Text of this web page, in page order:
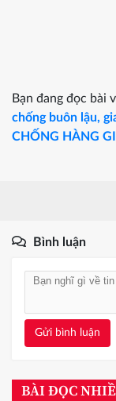
Bạn đang đọc bài
chống buôn lậu,
CHỐNG HÀNG
Bình luận
Gửi bình luận
BÀI ĐỌC